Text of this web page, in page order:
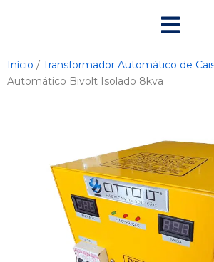
Início / Transformador Automático de
Automático Bivolt Isolado 8kva